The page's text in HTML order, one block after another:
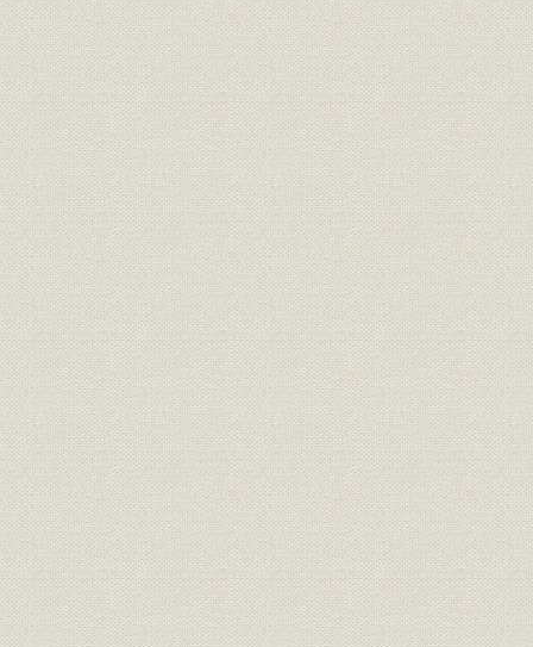
技術
「モートルの明電」から「パワ
ートロニクスの明電」へ 1972●
昭和47年→平成元年●1989
昭和46年
(1972年)
技術
「モートルの明電」から「パワ
ートロニクスの明電」へ 1972●
昭和47年→平成元年●1989
昭和51年
(1989年)